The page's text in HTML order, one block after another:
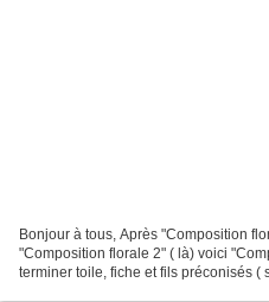
Bonjour à tous, Après "Composition
"Composition florale 2" ( là) voici
terminer toile, fiche et fils préconisés (